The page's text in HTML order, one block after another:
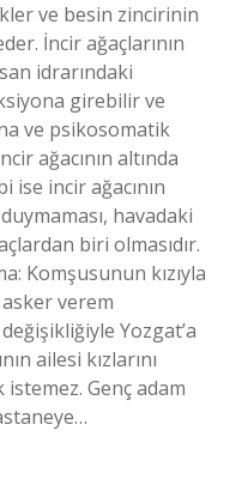
ve besin zincirinin
İncir ağaçlarının
idrarındaki
girebilir ve
ve psikosomatik
ağacının altında
ise incir ağacının
havadaki
biri olmasıdır.
Komşusunun kızıyla
verem
Yozgat’a
ailesi kızlarını
Genç adam